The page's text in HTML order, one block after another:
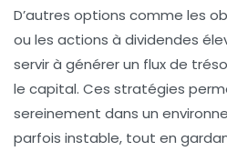
D’autres options comme les
ou les actions à dividendes
servir à générer un flux de
le capital. Ces stratégies
sereinement dans un
parfois instable, tout en